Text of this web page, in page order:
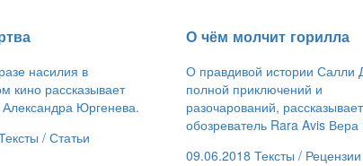
насилия в
кино рассказывает
Александра Юргенева.
/ Статьи
​О чём молчит горилла
О правдивой истории Салли
полной приключений и
разочарований, рассказывает
обозреватель Rara Avis
09.06.2018 Тексты / Рецензии